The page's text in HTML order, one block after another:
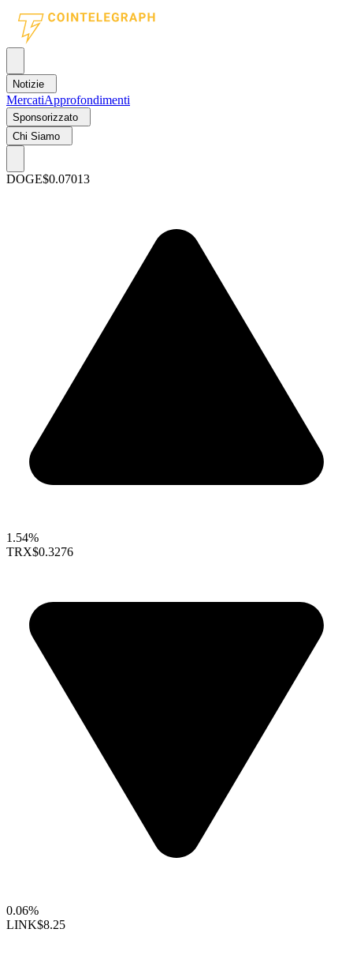
Notizie
MercatiApprofondimenti
Sponsorizzato
Chi Siamo
DOGE$0.07013
1.54%
TRX$0.3276
0.06%
LINK$8.25